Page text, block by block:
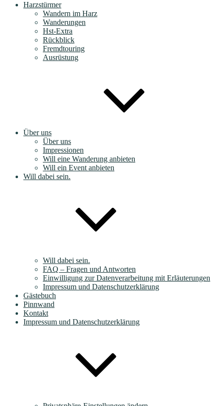
Harzstürmer
Wandern im Harz
Wanderungen
Hst-Extra
Rückblick
Fremdtouring
Ausrüstung
Über uns
Über uns
Impressionen
Will eine Wanderung anbieten
Will ein Event anbieten
Will dabei sein.
Will dabei sein.
FAQ – Fragen und Antworten
Einwilligung zur Datenverarbeitung mit Erläuterungen
Impressum und Datenschutzerklärung
Gästebuch
Pinnwand
Kontakt
Impressum und Datenschutzerklärung